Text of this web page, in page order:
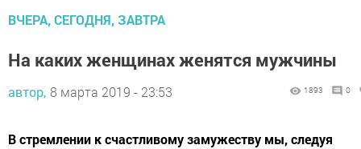
ВЧЕРА, СЕГОДНЯ, ЗАВТРА
На каких женщинах женятся мужчины
автор, 8 марта 2019 - 23:53 1893 0
В стремлении к счастливому замужеству мы, следуя